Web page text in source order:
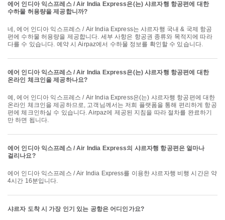
에어 인디아 익스프레스 / Air India Express은(는) 샤르자행 항공편에 대한
수하물 허용량을 제공합니까?
네, 에어 인디아 익스프레스 / Air India Express는 샤르자행 국내 & 국제 항공
편에 수하물 허용량을 제공합니다. 세부 사항은 항공권 종류와 목적지에 따라
다를 수 있습니다. 예약 시 Airpaz에서 수하물 정보를 확인할 수 있습니다.
에어 인디아 익스프레스 / Air India Express은(는) 샤르자행 항공편에 대한
온라인 체크인을 제공하나요?
예, 에어 인디아 익스프레스 / Air India Express은(는) 샤르자행 항공편에 대한
온라인 체크인을 제공하므로, 고객님께서는 저희 플랫폼을 통해 편리하게 항공
편에 체크인하실 수 있습니다. Airpaz에 제공된 지침을 따라 절차를 완료하기
만 하면 됩니다.
에어 인디아 익스프레스 / Air India Express의 샤르자행 항공편은 얼마나
걸리나요?
에어 인디아 익스프레스 / Air India Express를 이용한 샤르자행 비행 시간은 약
4시간 16분입니다.
샤르자 도착 시 가장 인기 있는 공항은 어디인가요?